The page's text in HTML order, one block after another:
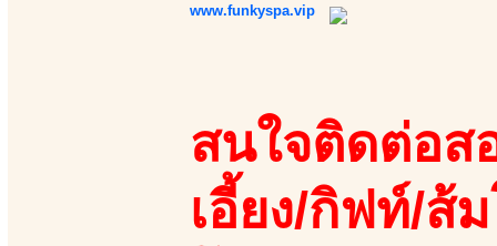
www.funkyspa.vip
สนใจติดต่อส
เอี้ยง/กิฟท์/ส้